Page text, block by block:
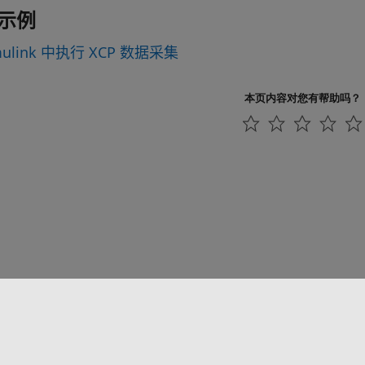
例
中执行 XCP 数据采集
本页内容对您有帮助吗？